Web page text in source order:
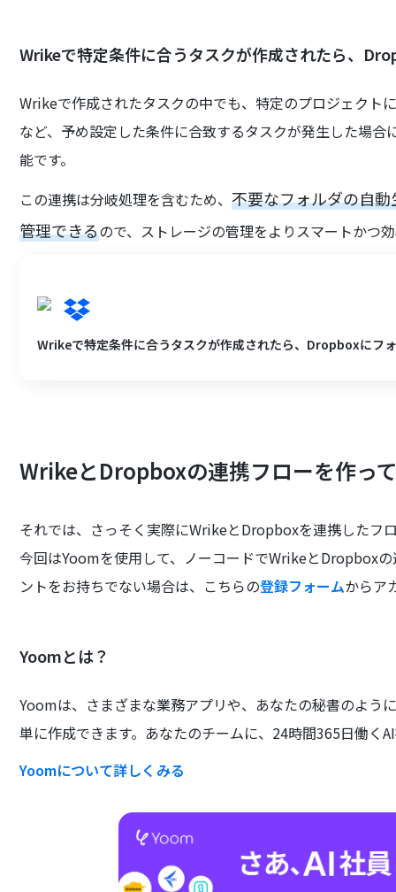
Wrikeで特定条件に合うタスクが作成されたら、
Wrikeで作成されたタスクの中でも、特定のプロジェクト
など、予め設定した条件に合致するタスクが発生した場
能です。
この連携は分岐処理を含むため、不要なフォルダの自
管理できるので、ストレージの管理をよりスマートかつ
Wrikeで特定条件に合うタスクが作成されたら、Dropboxにフ
WrikeとDropboxの連携フローを作っ
それでは、さっそく実際にWrikeとDropboxを連携したフ
今回はYoomを使用して、ノーコードでWrikeとDropbox
ントをお持ちでない場合は、こちらの登録フォームからア
Yoomとは？
Yoomは、さまざまな業務アプリや、あなたの秘書のよう
単に作成できます。あなたのチームに、24時間365日働く
Yoomについて詳しくみる